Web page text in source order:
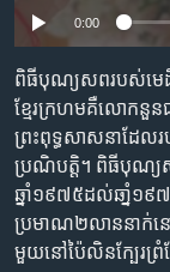
រចនា
សម្ព័ន្ធ​
រំលង​
ចូល​
ទៅ​
កាន់​
ទំព័រ​
ស្វែង​
កម្មវិធីទាំងអស់
Khmer English
បណ្តាញ​សង្គម
ភាសា
0:00
ពិធីបុណ្យសពរបស់មេដឹ
ខ្មែរក្រហមគឺលោកនួនជ
ព្រះពុទ្ធសាសនាដែល
ប្រណិបត្តិ។ ពិធីបុណ្យ
ឆ្នាំ១៩៧៥ដល់ឆាំ្ន១៩
ប្រមាណ២លាននាក់នោ
មួយនៅប៉ៃលិនក្បែរព្រំ